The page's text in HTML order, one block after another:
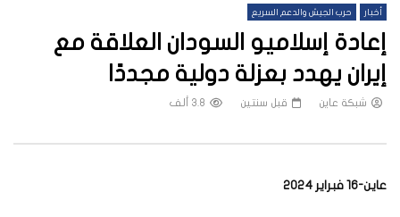
أخبار حرب الجيش والدعم السريع
إعادة إسلاميو السودان العلاقة مع
إيران يهدد بعزلة دولية مجددًا
شبكة عاين قبل سنتين 3.8 ألف
عاين-16 فبراير 2024